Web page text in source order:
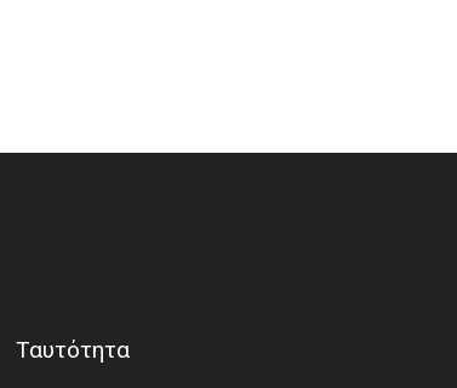
Ταυτότητα